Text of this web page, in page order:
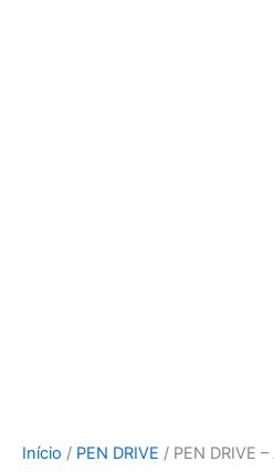
Início / PEN DRIVE / PEN DRIVE